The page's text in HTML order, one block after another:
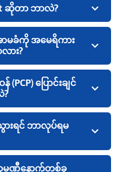
ဆိုတာ ဘာလဲ?
မခံကို အမေရိကား
ား?
(PCP) ပြောင်းချင်
းရင် ဘာလုပ်ရမ
မ္ပဏီနောက်တစ်ခု